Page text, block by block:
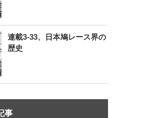
連載3-33、日本鳩レース界の
歴史
事